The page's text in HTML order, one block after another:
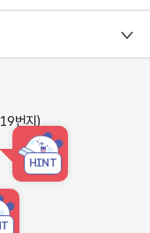
번지)
HINT